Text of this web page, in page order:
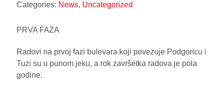
Categories: News, Uncategorized
PRVA FAZA
Radovi na prvoj fazi bulevara koji povezuje Podgoricu i
Tuzi su u punom jeku, a rok završetka radova je pola
godine.